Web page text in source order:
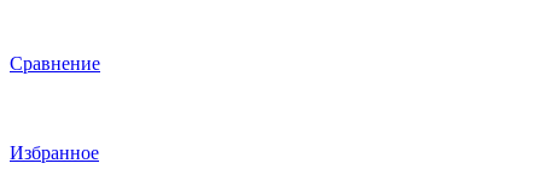
Сравнение
Избранное